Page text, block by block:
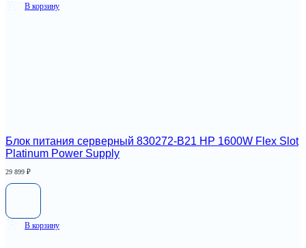
В корзину
Блок питания серверный 830272-B21 HP 1600W Flex Slot
Platinum Power Supply
29 899 ₽
В корзину